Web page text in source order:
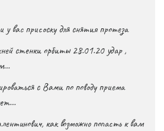
вас присоску для снятия протеза
стенки орбиты 28.01.20 удар ,
с Вами по поводу приема
как возможно попасть к вам